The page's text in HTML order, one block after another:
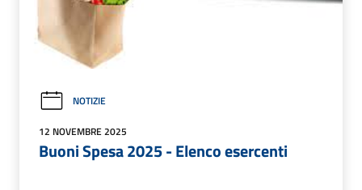
NOTIZIE
12 NOVEMBRE 2025
Buoni Spesa 2025 - Elenco esercenti